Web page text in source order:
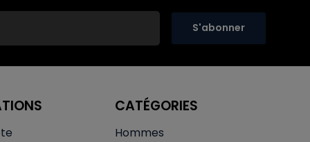
S'abonner
CATÉGORIES
Hommes